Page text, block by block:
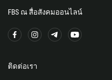
FBS ณ สื่อสังคมออนไลน์
ติดต่อเรา
358
33